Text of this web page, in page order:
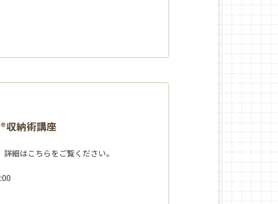
収納術講座
細はこちらをご覧ください。